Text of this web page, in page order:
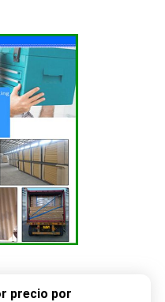
precio por